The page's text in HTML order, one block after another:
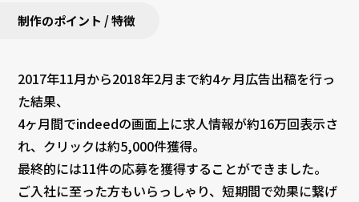
制作のポイント / 特徴
2017年11月から2018年2月まで約4ヶ月広告出稿を行っ
た結果、
4ヶ月間でindeedの画面上に求人情報が約16万回表示さ
れ、クリックは約5,000件獲得。
最終的には11件の応募を獲得することができました。
ご入社に至った方もいらっしゃり、短期間で効果に繋げ